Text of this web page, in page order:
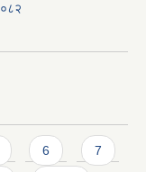
6 7